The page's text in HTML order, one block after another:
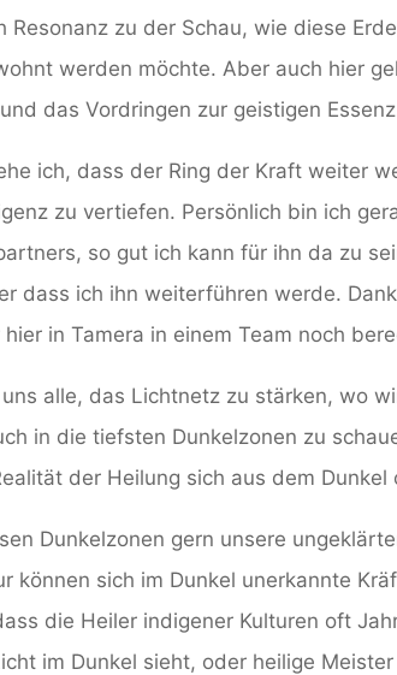
Resonanz zu der Schau, wie diese
werden möchte. Aber auch hier
das Vordringen zur geistigen
ich, dass der Ring der Kraft weiter
zu vertiefen. Persönlich bin ich
so gut ich kann für ihn da zu
dass ich ihn weiterführen werde.
in Tamera in einem Team noch
alle, das Lichtnetz zu stärken, wo
in die tiefsten Dunkelzonen zu
der Heilung sich aus dem
Dunkelzonen gern unsere
können sich im Dunkel unerkannte
die Heiler indigener Kulturen oft
im Dunkel sieht, oder heilige